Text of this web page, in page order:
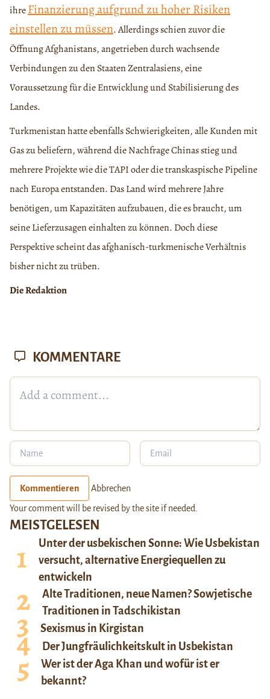
ihreFinanzierung aufgrund zu hoher Risiken
einstellen zu müssen. Allerdings schien zuvor die
Öffnung Afghanistans, angetrieben durch wachsende
Verbindungen zu den Staaten Zentralasiens, eine
Voraussetzung für die Entwicklung und Stabilisierung des
Landes.
Turkmenistan hatte ebenfalls Schwierigkeiten, alle Kunden mit
Gas zu beliefern, während die Nachfrage Chinas stieg und
mehrere Projekte wie die TAPI oder die transkaspische Pipeline
nach Europa entstanden. Das Land wird mehrere Jahre
benötigen, um Kapazitäten aufzubauen, die es braucht, um
seine Lieferzusagen einhalten zu können. Doch diese
Perspektive scheint das afghanisch-turkmenische Verhältnis
bisher nicht zu trüben.
Die Redaktion
MEISTGELESEN
Unter der usbekischen Sonne: Wie Usbekistan
versucht, alternative Energiequellen zu
entwickeln
Alte Traditionen, neue Namen? Sowjetische
Traditionen in Tadschikistan
Sexismus in Kirgistan
Der Jungfräulichkeitskult in Usbekistan
Wer ist der Aga Khan und wofür ist er
bekannt?
KOMMENTARE
Kommentieren Abbrechen
Your comment will be revised by the site if needed.